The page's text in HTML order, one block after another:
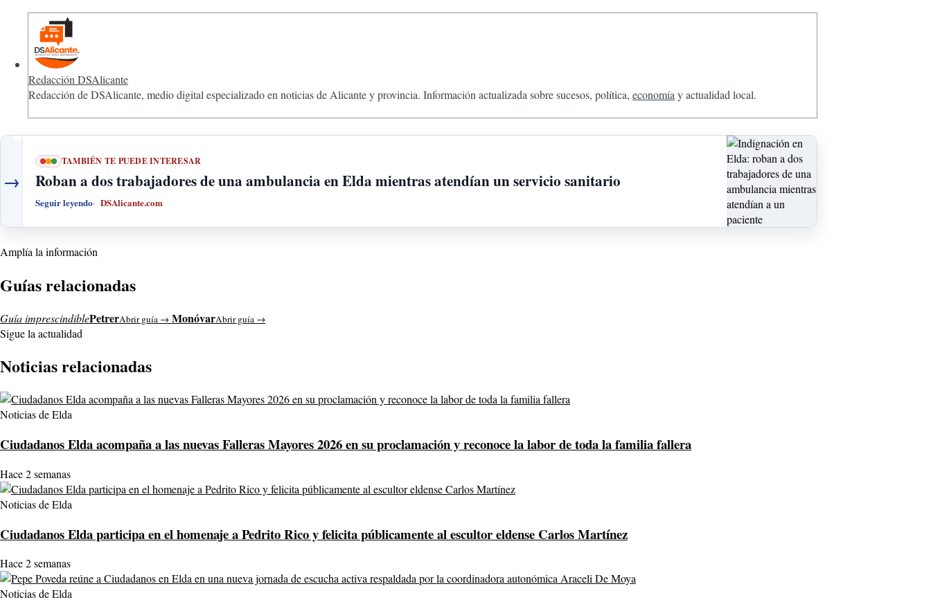
Redacción DSAlicante
Redacción de DSAlicante, medio digital especializado en noticias de Alicante y provincia. Información actualizada sobre sucesos, política, economía y actualidad local.
→
TAMBIÉN TE PUEDE INTERESAR
Roban a dos trabajadores de una ambulancia en Elda mientras atendían un servicio sanitario
Seguir leyendo DSAlicante.com
Amplía la información
Guías relacionadas
Guía imprescindiblePetrerAbrir guía → MonóvarAbrir guía →
Sigue la actualidad
Noticias relacionadas
Noticias de Elda
Ciudadanos Elda acompaña a las nuevas Falleras Mayores 2026 en su proclamación y reconoce la labor de toda la familia fallera
Hace 2 semanas
Noticias de Elda
Ciudadanos Elda participa en el homenaje a Pedrito Rico y felicita públicamente al escultor eldense Carlos Martínez
Hace 2 semanas
Noticias de Elda